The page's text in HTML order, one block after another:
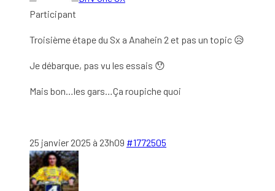
Participant
Troisième étape du Sx a Anahein 2 et pas un topic 😥
Je débarque, pas vu les essais 😯
Mais bon…les gars…Ça roupiche quoi
25 janvier 2025 à 23h09 #1772505